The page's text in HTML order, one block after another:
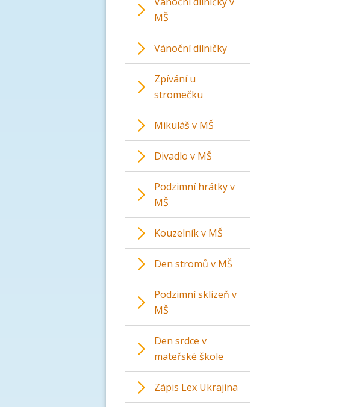
MŠ
Vánoční dílničky
Zpívání u
stromečku
Mikuláš v MŠ
Divadlo v MŠ
Podzimní hrátky v
MŠ
Kouzelník v MŠ
Den stromů v MŠ
Podzimní sklizeň v
MŠ
Den srdce v
mateřské škole
Zápis Lex Ukrajina